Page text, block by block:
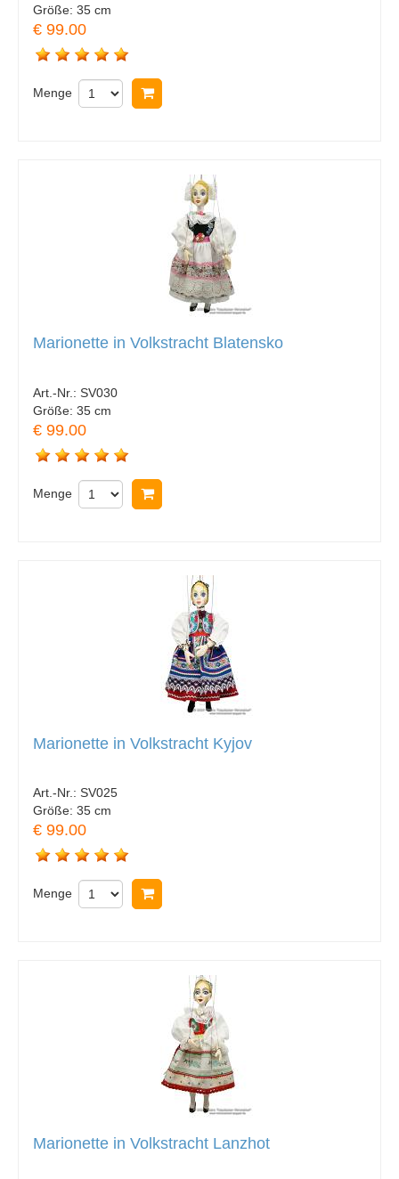
Größe: 35 cm
€ 99.00
Menge
Marionette in Volkstracht Blatensko
Art.-Nr.: SV030
Größe: 35 cm
€ 99.00
Menge
Marionette in Volkstracht Kyjov
Art.-Nr.: SV025
Größe: 35 cm
€ 99.00
Menge
Marionette in Volkstracht Lanzhot